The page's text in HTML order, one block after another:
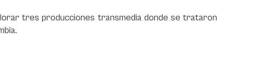
tres producciones transmedia donde se trataron